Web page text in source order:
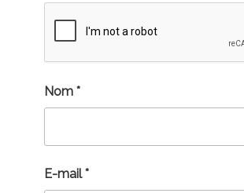
Nom *
E-mail*